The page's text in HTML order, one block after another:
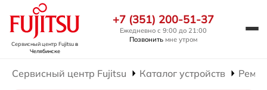
Сервисный центр Fujitsuв
Челябинске
+7 (351) 200-51-37
Ежедневно с 9:00 до 21:00
Позвонить мне утром
Сервисный центр Fujitsu Каталог устройств